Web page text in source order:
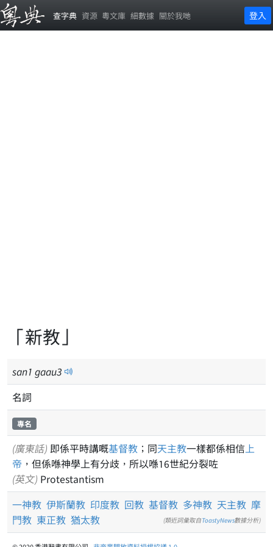
查字典 資源 粵文庫 細數據 關於我哋 登入
「新教」
san1 gaau3
名詞
專名
(廣東話) 即係平時講嘅基督教 ；同天主教一樣都係相信上
帝 ，但係喺神學上有分歧，所以喺16世紀分裂咗
(英文) Protestantism
一神教 伊斯蘭教 印度教 回教 基督教 多神教 天主教 摩
門教 東正教 猶太教 (類近詞彙取自ToastyNews數據分析)